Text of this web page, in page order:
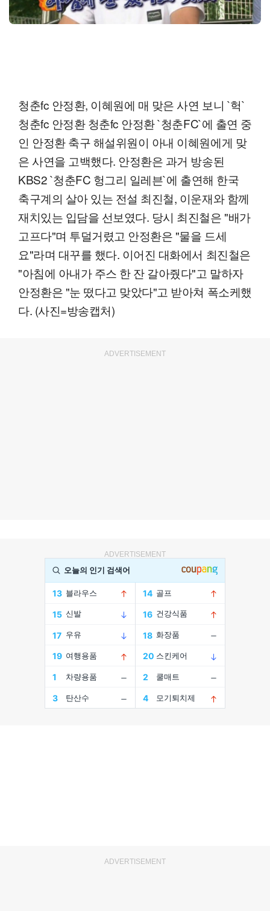
청춘fc 안정환, 이혜원에 매 맞은 사연 보니 `헉`
청춘fc 안정환 청춘fc 안정환 `청춘FC`에 출연 중
인 안정환 축구 해설위원이 아내 이혜원에게 맞
은 사연을 고백했다. 안정환은 과거 방송된
KBS2 `청춘FC 헝그리 일레븐`에 출연해 한국
축구계의 살아 있는 전설 최진철, 이운재와 함께
재치있는 입담을 선보였다. 당시 최진철은 "배가
고프다"며 투덜거렸고 안정환은 "물을 드세
요"라며 대꾸를 했다. 이어진 대화에서 최진철은
"아침에 아내가 주스 한 잔 갈아줬다"고 말하자
안정환은 "눈 떴다고 맞았다"고 받아쳐 폭소케했
다. (사진=방송캡처)
ADVERTISEMENT
ADVERTISEMENT
ADVERTISEMENT